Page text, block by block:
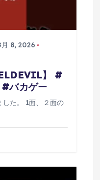
月 8, 2026
】 #
バカゲー
た。 1面、２面の